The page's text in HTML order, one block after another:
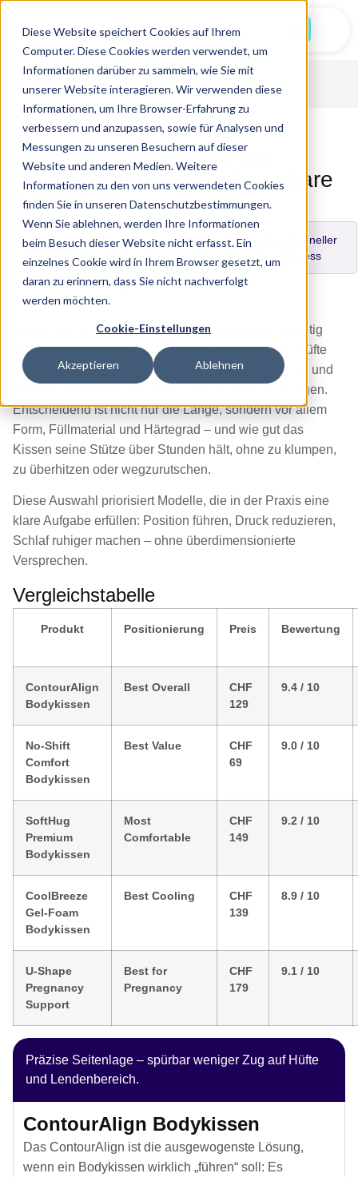
Diese Website speichert Cookies auf Ihrem
Computer. Diese Cookies werden verwendet, um
Informationen darüber zu sammeln, wie Sie mit
unserer Website interagieren. Wir verwenden diese
Informationen, um Ihre Browser-Erfahrung zu
verbessern und anzupassen, sowie für Analysen und
Messungen zu unseren Besuchern auf dieser
Website und anderen Medien. Weitere
Informationen zu den von uns verwendeten Cookies
finden Sie in unseren Datenschutzbestimmungen.
Wenn Sie ablehnen, werden Ihre Informationen
beim Besuch dieser Website nicht erfasst. Ein
einzelnes Cookie wird in Ihrem Browser gesetzt, um
daran zu erinnern, dass Sie nicht nachverfolgt
werden möchten.
Cookie-Einstellungen
Akzeptieren Ablehnen
Startseite Bewertungen Nackenschmerzen
Die besten Bodykissen für
stabile Seitenlage und spürbare
Entlastung
Geschrieben
von
Almedina
Berisha
Geprüft von
Dr. Jens
Westphal
Aktualisiert
16. Feb
2026
Redaktioneller
Prozess
Bodykissen sind mehr als „extra große Kissen“: Richtig
gewählt stabilisieren sie die Seitenlage, entlasten Hüfte
und Lendenbereich und reduzieren Zug auf Schulter und
Nacken, weil Arme und Beine nicht „in der Luft“ hängen.
Entscheidend ist nicht nur die Länge, sondern vor allem
Form, Füllmaterial und Härtegrad – und wie gut das
Kissen seine Stütze über Stunden hält, ohne zu klumpen,
zu überhitzen oder wegzurutschen.
Diese Auswahl priorisiert Modelle, die in der Praxis eine
klare Aufgabe erfüllen: Position führen, Druck reduzieren,
Schlaf ruhiger machen – ohne überdimensionierte
Versprechen.
Vergleichstabelle
Produkt Positionierung Preis Bewertung
ContourAlign
Bodykissen
Best Overall
CHF
129
9.4 / 10
No-Shift
Comfort
Bodykissen
Best Value
CHF
69
9.0 / 10
SoftHug
Premium
Bodykissen
Most
Comfortable
CHF
149
9.2 / 10
CoolBreeze
Gel-Foam
Bodykissen
Best Cooling
CHF
139
8.9 / 10
U-Shape
Pregnancy
Support
Best for
Pregnancy
CHF
179
9.1 / 10
Präzise Seitenlage – spürbar weniger Zug auf Hüfte
und Lendenbereich.
ContourAlign Bodykissen
Das ContourAlign ist die ausgewogenste Lösung,
wenn ein Bodykissen wirklich „führen“ soll: Es